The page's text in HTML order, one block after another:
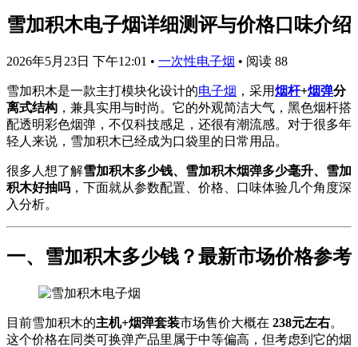
雪加积木电子烟详细测评与价格口味介绍
2026年5月23日 下午12:01 • 一次性电子烟 • 阅读 88
雪加积木是一款主打模块化设计的电子烟 ，采用烟杆+烟弹分
离式结构 ，兼具实用与时尚。它的外观简洁大气，黑色烟杆搭
配透明彩色烟弹，不仅科技感足，还很有潮流感。对于很多年
轻人来说，雪加积木已经成为口袋里的日常用品。
很多人想了解雪加积木多少钱、雪加积木烟弹多少毫升、雪加
积木好抽吗 ，下面就从参数配置、价格、口味体验几个角度深
入分析。
一、雪加积木多少钱？最新市场价格参考
目前雪加积木的主机+烟弹套装市场售价大概在 238元左右。
这个价格在同类可换弹产品里属于中等偏高，但考虑到它的烟